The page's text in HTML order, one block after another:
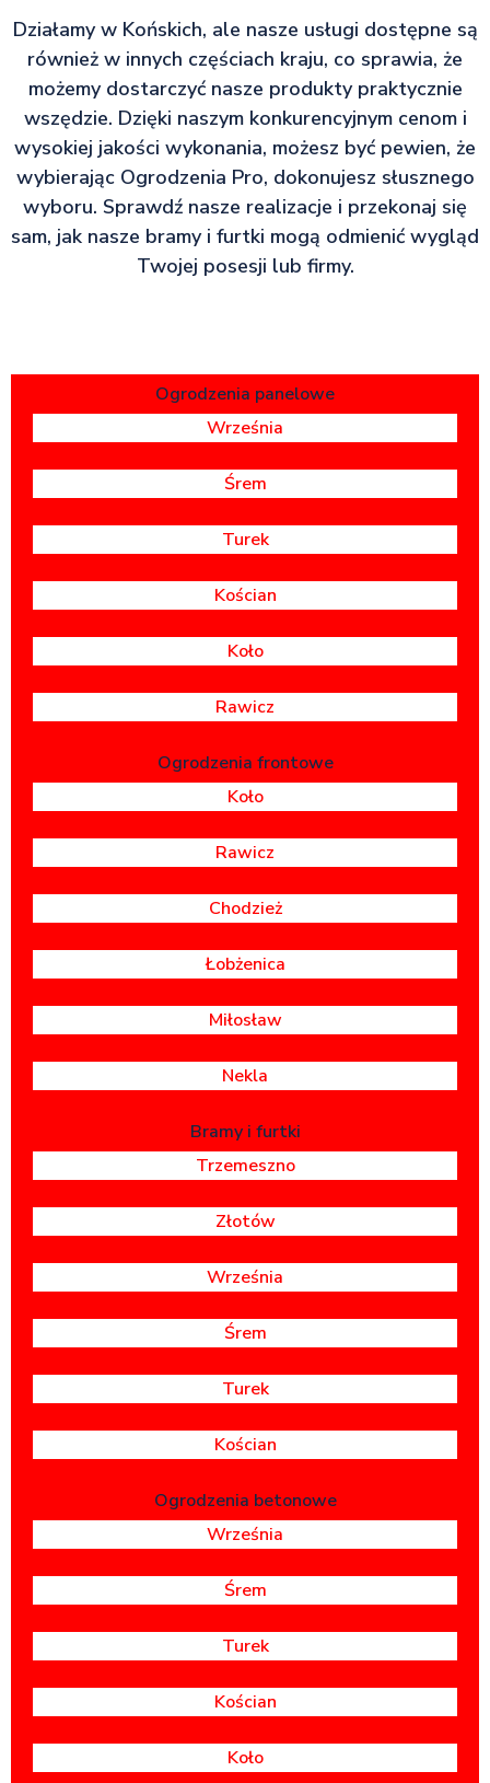
Działamy w Końskich, ale nasze usługi dostępne są
również w innych częściach kraju, co sprawia, że
możemy dostarczyć nasze produkty praktycznie
wszędzie. Dzięki naszym konkurencyjnym cenom i
wysokiej jakości wykonania, możesz być pewien, że
wybierając Ogrodzenia Pro, dokonujesz słusznego
wyboru. Sprawdź nasze realizacje i przekonaj się
sam, jak nasze bramy i furtki mogą odmienić wygląd
Twojej posesji lub firmy.
Ogrodzenia panelowe
Września
Śrem
Turek
Kościan
Koło
Rawicz
Ogrodzenia frontowe
Koło
Rawicz
Chodzież
Łobżenica
Miłosław
Nekla
Bramy i furtki
Trzemeszno
Złotów
Września
Śrem
Turek
Kościan
Ogrodzenia betonowe
Września
Śrem
Turek
Kościan
Koło